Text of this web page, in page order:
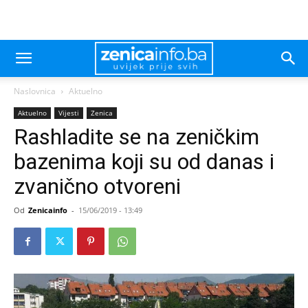
Naslovnica Aktuelno
Aktuelno Vijesti Zenica
Rashladite se na zeničkim
bazenima koji su od danas i
zvanično otvoreni
Od Zenicainfo - 15/06/2019 - 13:49